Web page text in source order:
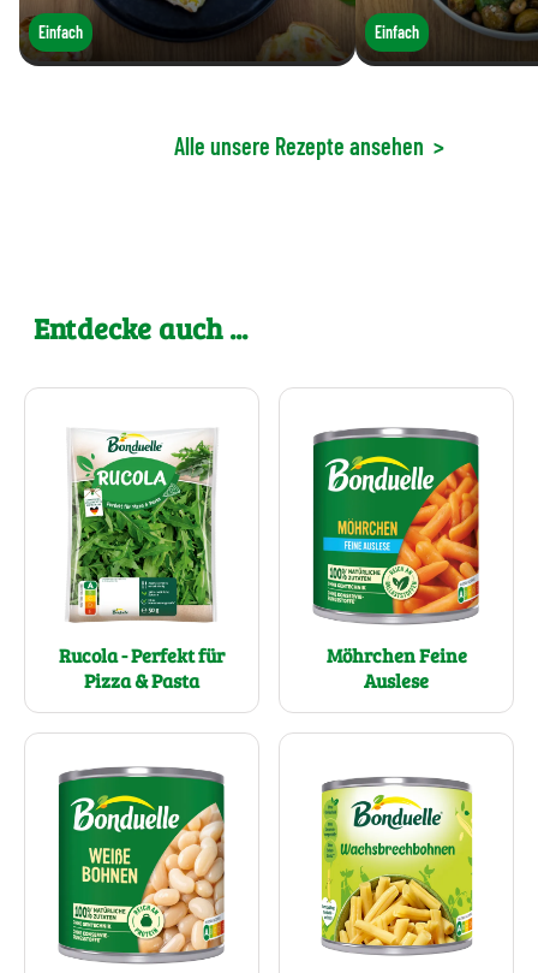
Einfach Einfach
Alle unsere Rezepte ansehen >
Entdecke auch ...
Rucola - Perfekt für
Pizza & Pasta
Möhrchen Feine
Auslese